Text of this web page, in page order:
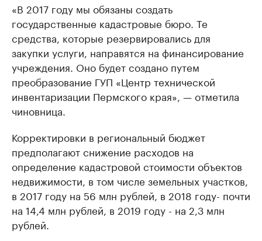
«В 2017 году мы обязаны создать
государственные кадастровые бюро. Те
средства, которые резервировались для
закупки услуги, направятся на финансирование
учреждения. Оно будет создано путем
преобразование ГУП «Центр технической
инвентаризации Пермского края», — отметила
чиновница.
Корректировки в региональный бюджет
предполагают снижение расходов на
определение кадастровой стоимости объектов
недвижимости, в том числе земельных участков,
в 2017 году на 56 млн рублей, в 2018 году- почти
на 14,4 млн рублей, в 2019 году - на 2,3 млн
рублей.